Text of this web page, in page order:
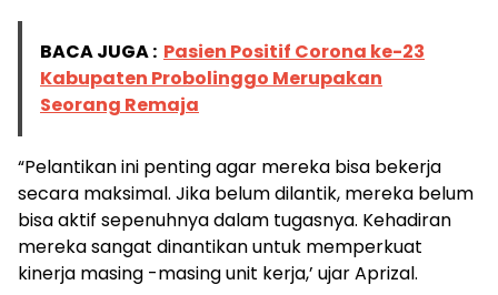
BACA JUGA : Pasien Positif Corona ke-23
Kabupaten Probolinggo Merupakan
Seorang Remaja
“Pelantikan ini penting agar mereka bisa bekerja
secara maksimal. Jika belum dilantik, mereka belum
bisa aktif sepenuhnya dalam tugasnya. Kehadiran
mereka sangat dinantikan untuk memperkuat
kinerja masing -masing unit kerja,’ ujar Aprizal.